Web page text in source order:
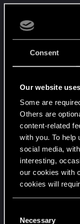
Consent
Our website
Some are
Others are
content-related
with you. To help
social media,
interesting,
our cookies with
cookies will
and tweak your
Necessary
проходил
Далее:
Буду искать
квестах по теме
надо найти
игру с Джонни.
конце, но в
Буду
теории про
соединений"/
мозг"/
поведения-
список) хим.
Жы
все, кроме